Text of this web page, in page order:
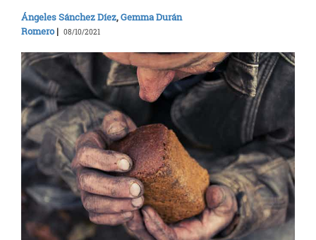
Ángeles Sánchez Díez,Gemma Durán
Romero| 08/10/2021